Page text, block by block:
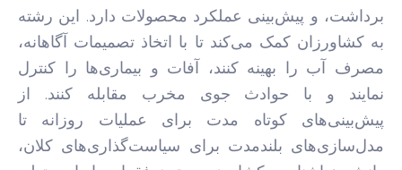
برداشت، و پیش‌بینی عملکرد محصولات دارد. این رشته
به کشاورزان کمک می‌کند تا با اتخاذ تصمیمات آگاهانه،
مصرف آب را بهینه کنند، آفات و بیماری‌ها را کنترل
نمایند و با حوادث جوی مخرب مقابله کنند. از
پیش‌بینی‌های کوتاه مدت برای عملیات روزانه تا
مدل‌سازی‌های بلندمدت برای سیاست‌گذاری‌های کلان،